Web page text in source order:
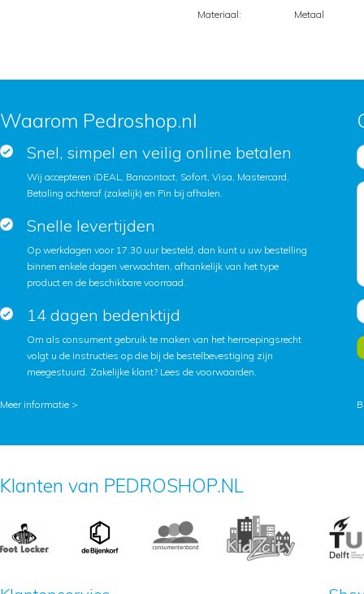
Materiaal:
Metaal
Waarom Pedroshop.nl
Snel, simpel en veilig online betalen
Wij accepteren iDEAL, Bancontact, Sofort, Visa, Mastercard,
Betaling achteraf (zakelijk) en Pin bij afhalen.
Snelle levertijden
Op werkdagen voor 17.30 uur besteld, dan kunt u uw bestelling
binnen enkele dagen verwachten, afhankelijk van het type
product en de beschikbare voorraad.
14 dagen bedenktijd
Om als consument gebruik te maken van het herroepingsrecht
volgt u de instructies op die bij de bestelbevestiging zijn
meegestuurd. Zakelijke klant? Lees de voorwaarden.
Meer informatie >
Klanten van PEDROSHOP.NL